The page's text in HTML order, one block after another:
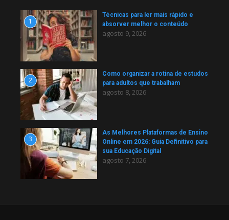
1
Técnicas para ler mais rápido e
absorver melhor o conteúdo
agosto 9, 2026
2
Como organizar a rotina de estudos
para adultos que trabalham
agosto 8, 2026
3
As Melhores Plataformas de Ensino
Online em 2026: Guia Definitivo para
sua Educação Digital
agosto 7, 2026